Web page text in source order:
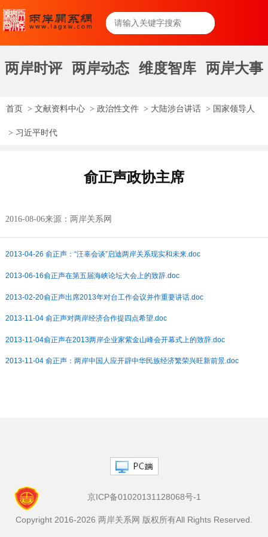
两岸时评 两岸动态 维度智库 两岸大事
首页 > 文献资料中心 > 政治性文件 > 大陆涉台讲话 > 国家领导人
> 习近平时代
俞正声政协主席
2016-08-06来源：两岸关系网
2013-04-26 俞正声：“汪辜会谈”启迪两岸关系现实和未来.doc
2013-06-16俞正声在第五届海峡论坛大会上的致辞.doc
2013-02-20俞正声出席2013年对台工作会议并作重要讲话.doc
2013-11-04 俞正声对两岸经济合作提四点希望.doc
2013-11-04俞正声在2013两岸企业家紫金山峰会开幕式上的致辞.doc
2013-11-04 俞正声：两岸中国人应开辟中华民族经济繁荣兴旺新前景.doc
京ICP备01020131128068号-1
Copyright 2016-2026 两岸关系网 版权所有All Rights Reserved.